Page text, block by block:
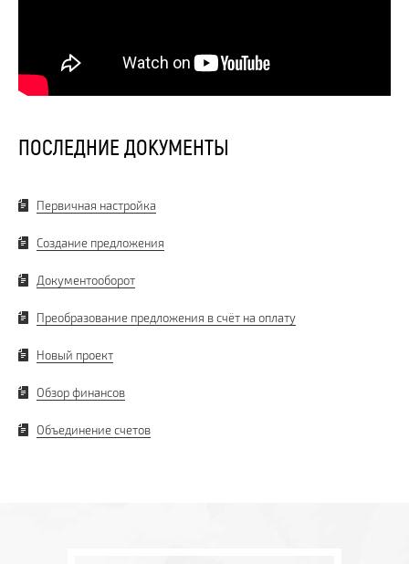
ПОСЛЕДНИЕ ДОКУМЕНТЫ
Первичная настройка
Создание предложения
Документооборот
Преобразование предложения в счёт на оплату
Новый проект
Обзор финансов
Объединение счетов